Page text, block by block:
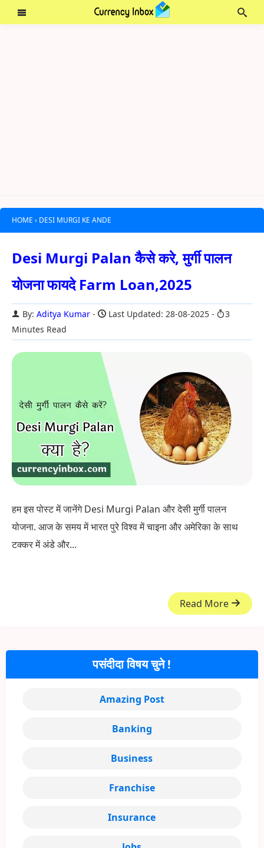
HOME › DESI MURGI KE ANDE
Desi Murgi Palan कैसे करे, मुर्गी पालन
योजना फायदे Farm Loan,2025
By: Aditya Kumar Last Updated: 28-08-2025
3
Minutes Read
हम इस पोस्ट में जानेंगे Desi Murgi Palan और देसी मुर्गी पालन
योजना. आज के समय में भारत पुरे विश्व में चाइना और अमेरिका के साथ
टक्कर में अंडे और...
Read More
पसंदीदा विषय चुने !
Amazing Post
Banking
Business
Franchise
Insurance